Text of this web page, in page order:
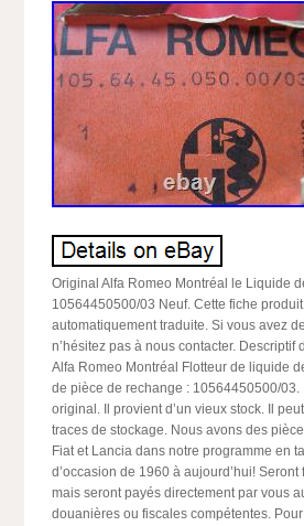
Original Alfa Romeo Montréal le Liquide
10564450500/03 Neuf. Cette fiche
automatiquement traduite. Si vous avez
n’hésitez pas à nous contacter. Descriptif
Alfa Romeo Montréal Flotteur de liquide
de pièce de rechange : 10564450500/03.
original. Il provient d’un vieux stock. Il
traces de stockage. Nous avons des
Fiat et Lancia dans notre programme en
d’occasion de 1960 à aujourd’hui!
mais seront payés directement par vous
douanières ou fiscales compétentes.